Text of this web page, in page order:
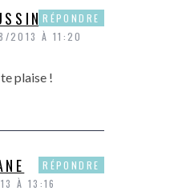
2013 À 11:20
plaise !
RÉPONDRE
À 13:16
RÉPONDRE